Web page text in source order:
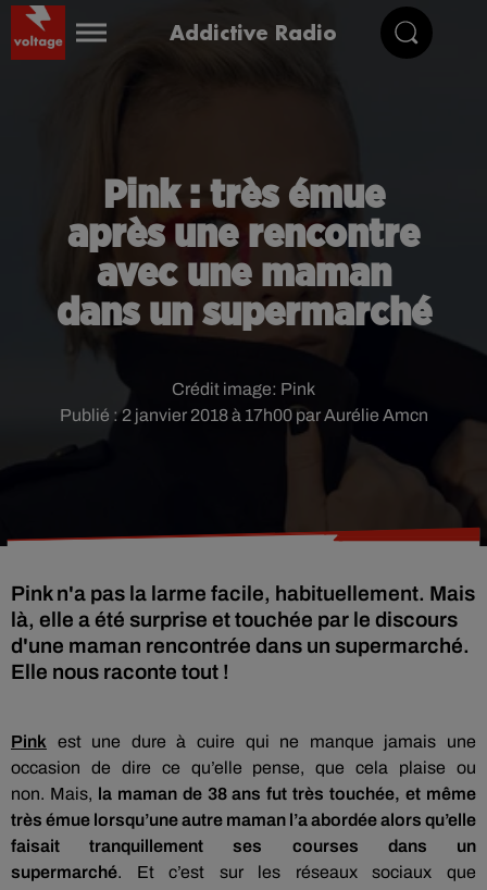
Addictive Radio
Pink : très émue
après une rencontre
avec une maman
dans un supermarché
Publié : 2 janvier 2018 à 17h00 par Aurélie Amcn
Crédit image: Pink
Pink n'a pas la larme facile, habituellement. Mais
là, elle a été surprise et touchée par le discours
d'une maman rencontrée dans un supermarché.
Elle nous raconte tout !
Pink est une dure à cuire qui ne manque jamais une
occasion de dire ce qu’elle pense, que cela plaise ou
non. Mais, la maman de 38 ans fut très touchée, et même
très émue lorsqu’une autre maman l’a abordée alors qu’elle
faisait tranquillement ses courses dans un
supermarché.
Et c’est sur les réseaux sociaux que